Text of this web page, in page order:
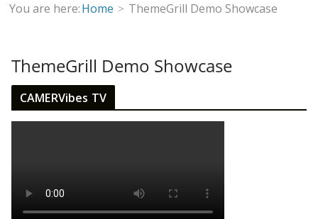
You are here:Home ThemeGrill Demo Showcase
ThemeGrill Demo Showcase
CAMERVibes TV